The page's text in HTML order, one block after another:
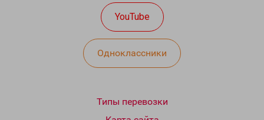
YouTube
Одноклассники
Типы перевозки